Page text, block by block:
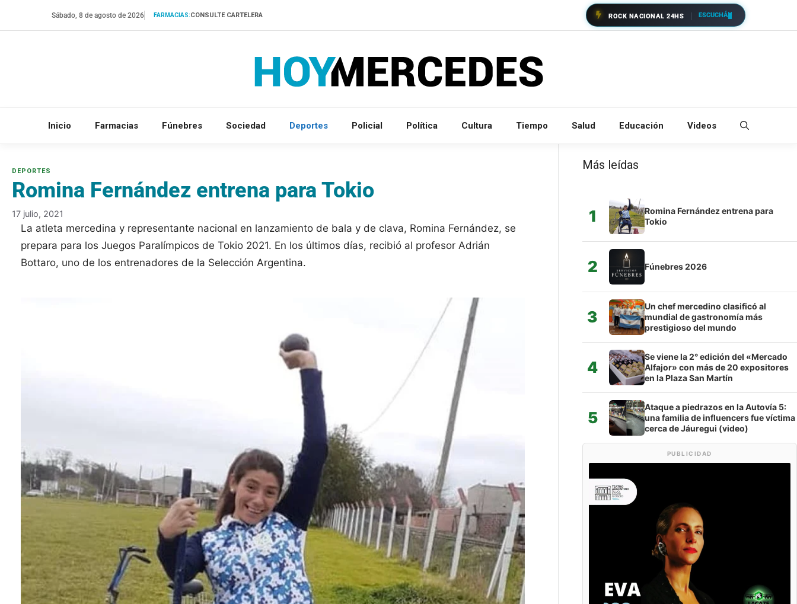
Sábado, 8 de agosto de 2026 FARMACIAS:CONSULTE CARTELERA ROCK NACIONAL 24HS ESCUCHÁ
Inicio Farmacias Fúnebres Sociedad Deportes Policial Política Cultura Tiempo Salud Educación Videos
Romina Fernández entrena para Tokio
17 julio, 2021
La atleta mercedina y representante nacional en lanzamiento de bala y de clava, Romina Fernández, se
prepara para los Juegos Paralímpicos de Tokio 2021. En los últimos días, recibió al profesor Adrián
Bottaro, uno de los entrenadores de la Selección Argentina.
Más leídas
1
Romina Fernández entrena para
Tokio
2 Fúnebres 2026
3
Un chef mercedino clasificó al
mundial de gastronomía más
prestigioso del mundo
4
Se viene la 2° edición del «Mercado
Alfajor» con más de 20 expositores
en la Plaza San Martín
5
Ataque a piedrazos en la Autovía 5:
una familia de influencers fue víctima
cerca de Jáuregui (video)
PUBLICIDAD